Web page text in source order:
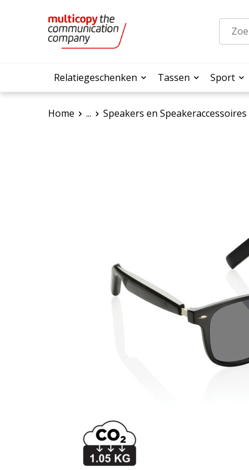
Relatiegeschenken Tassen Sport
Home ... Speakers en Speakeraccessoires